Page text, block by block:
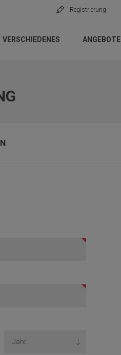
Registrierung
VERSCHIEDENES ANGEBOTE